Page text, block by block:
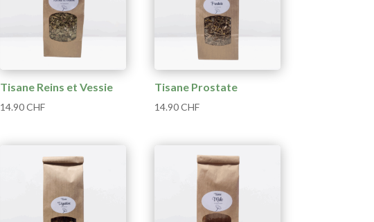
Tisane Reins et Vessie
14.90CHF
Tisane Prostate
14.90CHF